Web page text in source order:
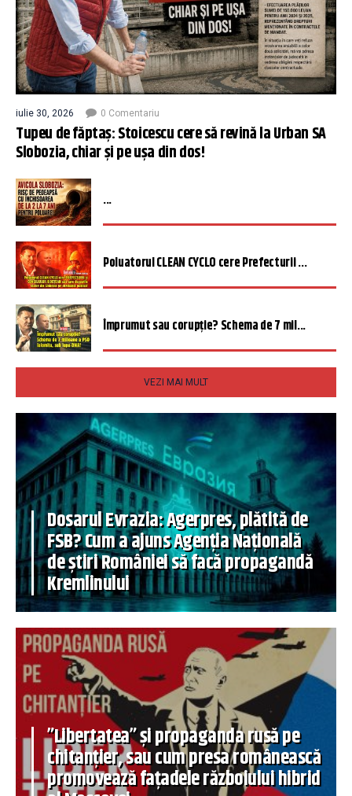
iulie 30, 2026 0 Comentariu
Tupeu de făptaș: Stoicescu cere să revină la Urban SA
Slobozia, chiar și pe ușa din dos!
...
Poluatorul CLEAN CYCLO cere Prefecturii ...
Împrumut sau corupție? Schema de 7 mil...
VEZI MAI MULT
Dosarul Evrazia: Agerpres, plătită de
FSB? Cum a ajuns Agenția Națională
de știri României să facă propagandă
Kremlinului
”Libertatea” și propaganda rusă pe
chitanțier, sau cum presa românească
promovează fațadele războiului hibrid